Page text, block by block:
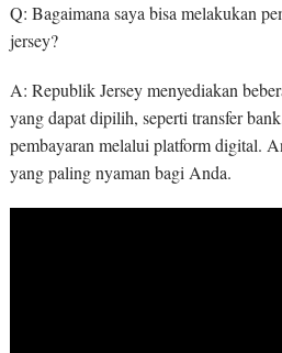
Q: Bagaimana saya bisa melakukan
jersey?
A: Republik Jersey menyediakan
yang dapat dipilih, seperti transfer
pembayaran melalui platform digital.
yang paling nyaman bagi Anda.